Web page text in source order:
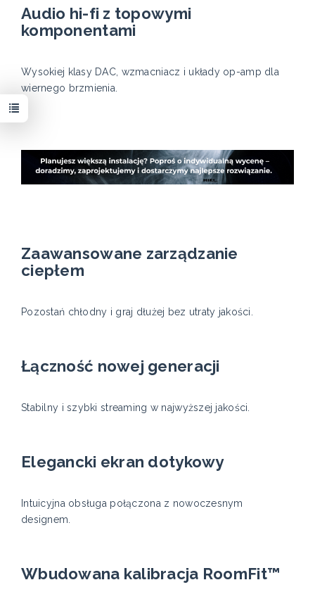
Audio hi-fi z topowymi
komponentami
Wysokiej klasy DAC, wzmacniacz i układy op-amp dla
wiernego brzmienia.
Zaawansowane zarządzanie
ciepłem
Pozostań chłodny i graj dłużej bez utraty jakości.
Łączność nowej generacji
Stabilny i szybki streaming w najwyższej jakości.
Elegancki ekran dotykowy
Intuicyjna obsługa połączona z nowoczesnym
designem.
Wbudowana kalibracja RoomFit™